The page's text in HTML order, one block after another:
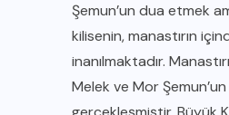
Şemun’un dua etmek
kilisenin, manastırın
inanılmaktadır.
Melek ve Mor